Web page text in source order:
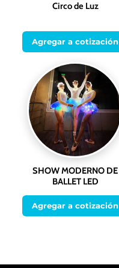
Circo de Luz
Agregar a cotización
SHOW MODERNO DE
BALLET LED
Agregar a cotización